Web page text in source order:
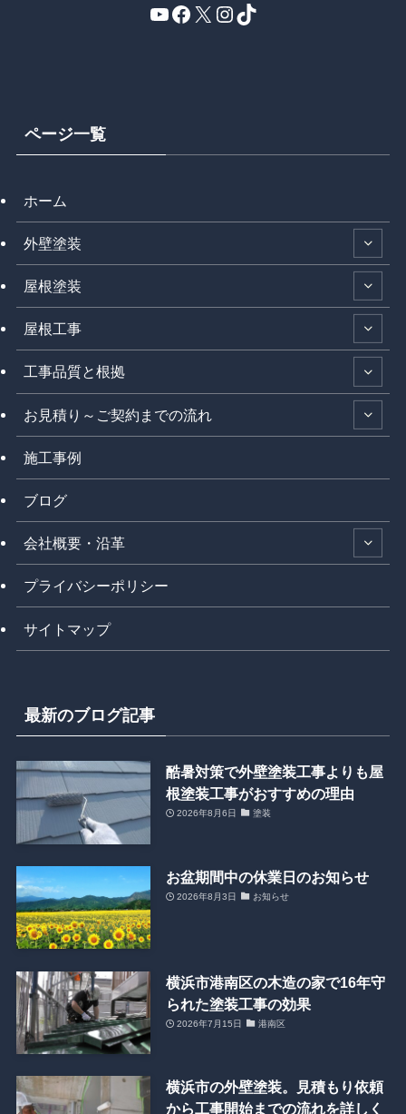
YouTube
Facebook
X Instagram
TikTok
ページ一覧
ホーム
外壁塗装
屋根塗装
屋根工事
工事品質と根拠
お見積り～ご契約までの流れ
施工事例
ブログ
会社概要・沿革
プライバシーポリシー
サイトマップ
最新のブログ記事
酷暑対策で外壁塗装工事よりも屋
根塗装工事がおすすめの理由
2026年8月6日 塗装
お盆期間中の休業日のお知らせ
2026年8月3日 お知らせ
横浜市港南区の木造の家で16年守
られた塗装工事の効果
2026年7月15日 港南区
横浜市の外壁塗装。見積もり依頼
から工事開始までの流れを詳しく